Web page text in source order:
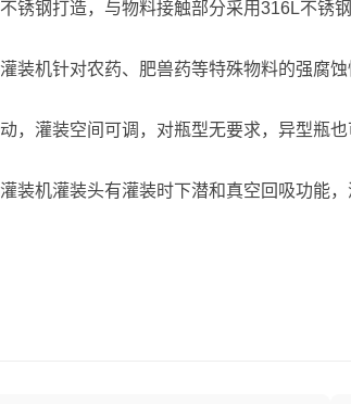
钢打造，与物料接触部分采用316L不锈钢
机针对农药、肥兽药等特殊物料的强腐蚀
灌装空间可调，对瓶型无要求，异型瓶也
机灌装头有灌装时下潜和真空回吸功能，